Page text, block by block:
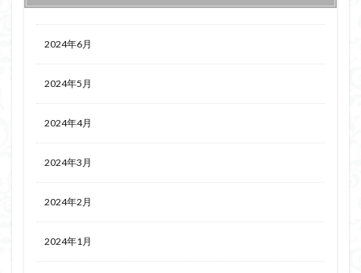
2024年6月
2024年5月
2024年4月
2024年3月
2024年2月
2024年1月